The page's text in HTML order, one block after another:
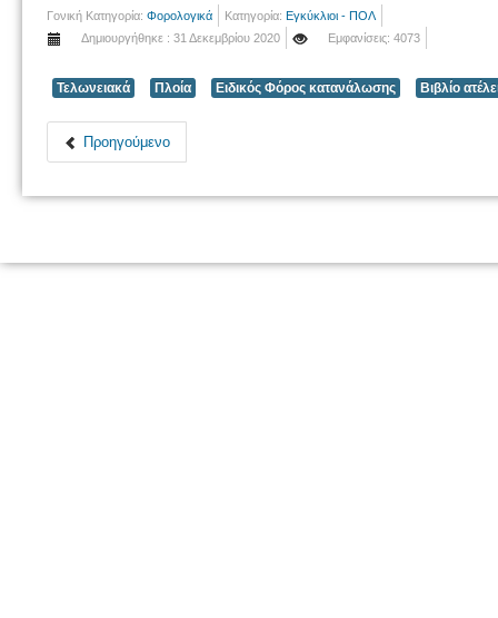
Γονική Κατηγορία: Φορολογικά Κατηγορία: Εγκύκλιοι - ΠΟΛ
Δημιουργήθηκε : 31 Δεκεμβρίου 2020
Εμφανίσεις: 4073
Τελωνειακά Πλοία Ειδικός Φόρος κατανάλωσης Βιβλίο
Προηγούμενο